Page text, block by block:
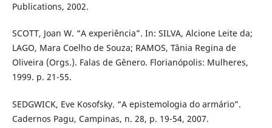
Publications, 2002.
SCOTT, Joan W. “A experiência”. In: SILVA, Alcione Leite da;
LAGO, Mara Coelho de Souza; RAMOS, Tânia Regina de
Oliveira (Orgs.). Falas de Gênero. Florianópolis: Mulheres,
1999. p. 21-55.
SEDGWICK, Eve Kosofsky. “A epistemologia do armário”.
Cadernos Pagu, Campinas, n. 28, p. 19-54, 2007.